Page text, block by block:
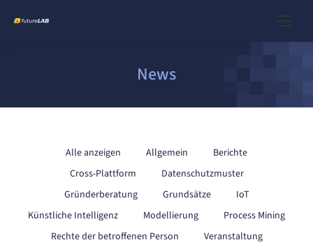
News
Alle anzeigen Allgemein
Berichte
Cross-Plattform
Datenschutzmuster
Gründerberatung
Grundsätze
IoT
Künstliche Intelligenz
Modellierung
Process Mining
Rechte der betroffenen Person
Veranstaltung